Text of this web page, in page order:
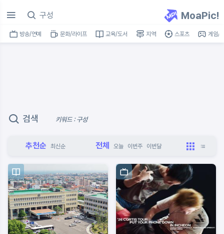
MoaPic!
방송/연예 문화/라이프 교육/도서 지역 스포츠 게임/
검색 키워드 : 구성
추천순 최신순 전체 오늘 이번주 이번달